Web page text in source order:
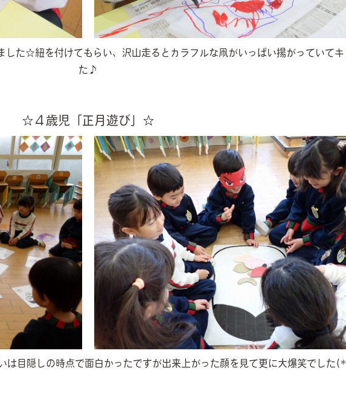
した☆紐を付けてもらい、沢山走るとカラフルな凧がいっぱい揚がっていてキ
た♪
☆４歳児「正月遊び」☆
は目隠しの時点で面白かったですが出来上がった顔を見て更に大爆笑でし